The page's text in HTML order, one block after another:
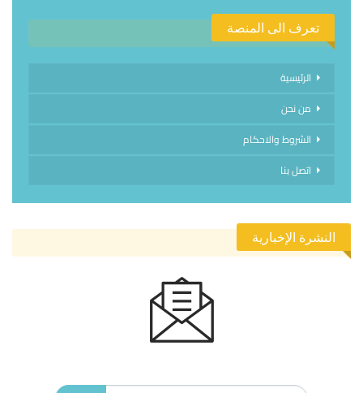
تعرف الى المنصة
الرئيسية
من نحن
الشروط والاحكام
اتصل بنا
النشرة الإخبارية